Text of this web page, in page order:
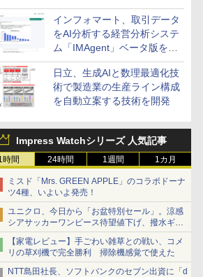
インフォマート、取引データ
をAI分析する経営分析システ
ム「IMAgent」ベータ版を提
供
日立、生成AIと数理最適化技
術で製造業の生産ライン構成
を自動立案する技術を開発
Impress Watchシリーズ 人気記事
時間 24時間 1週間 1カ月
ミスド「Mrs. GREEN APPLE」のコラボドーナ
ツ4種、いよいよ発売！
ユニクロ、今日から「お盆特別セール」。涼感
シアサッカーワンピース待望値下げ、撥水ギア
ショーツは1990円に
【家電レビュー】手ごわい雑草との戦い、コメ
リの草刈機で完全勝利 掃除機感覚で使えた
NTT島田社長、ソフトバンクのセブン出資に「d